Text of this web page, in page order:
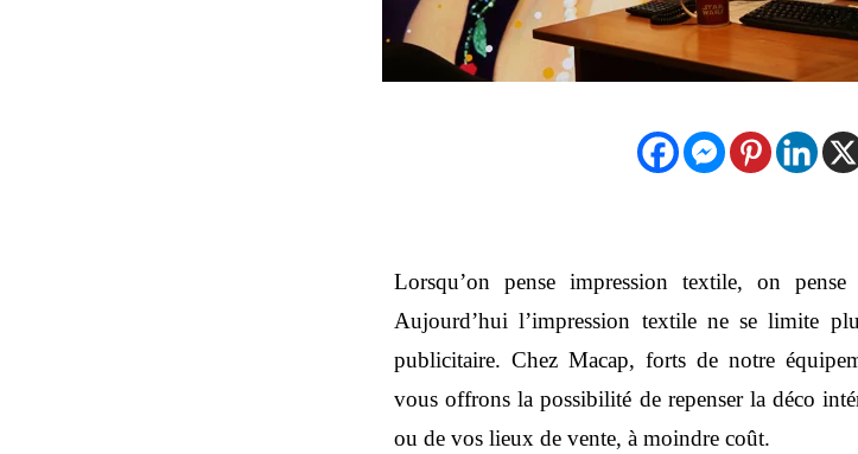
Lorsqu’on pense impression textile, on pense
Aujourd’hui l’impression textile ne se limite
publicitaire. Chez Macap, forts de notre
vous offrons la possibilité de repenser la déco
ou de vos lieux de vente, à moindre coût.